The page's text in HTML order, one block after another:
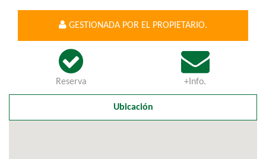
GESTIONADA POR EL PROPIETARIO.
Reserva +Info.
Ubicación